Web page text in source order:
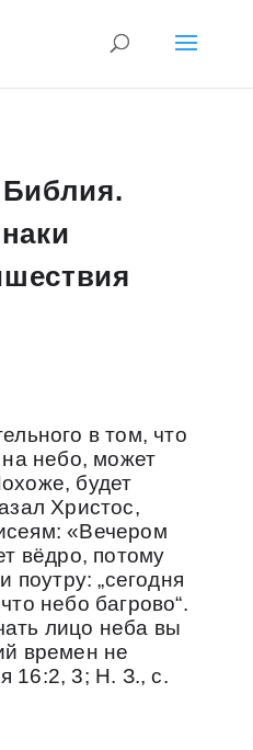
Библия.
в том, что
на небо, может
будет
Христос,
«Вечером
вёдро, потому
поутру: „сегодня
небо багрово“.
лицо неба вы
времен не
16:2, 3; Н. З., с.